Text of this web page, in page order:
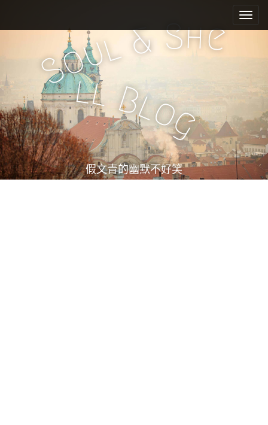
e
n
u
i
c
n
t
e
n
t
S
oul&She
ll Blog
假文青的幽默不好笑